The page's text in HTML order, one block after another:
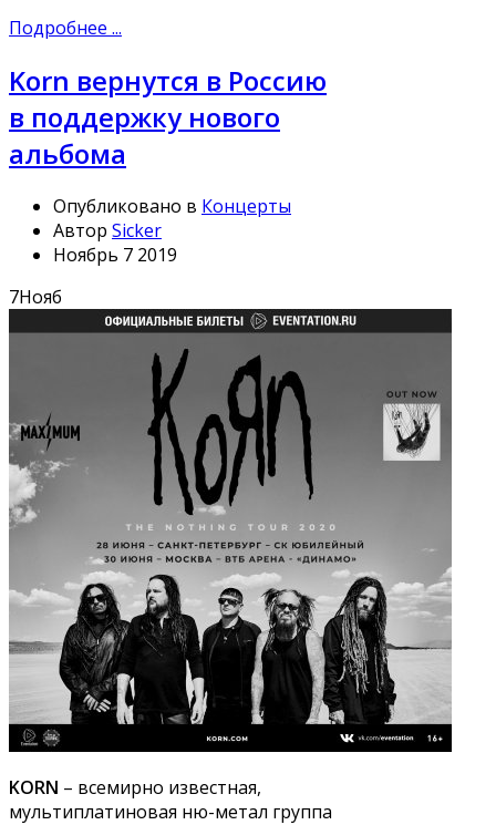
Подробнее ...
Korn вернутся в Россию
в поддержку нового
альбома
Опубликовано в Концерты
Автор Sicker
Ноябрь 7 2019
7Нояб
KORN – всемирно известная,
мультиплатиновая ню-метал группа